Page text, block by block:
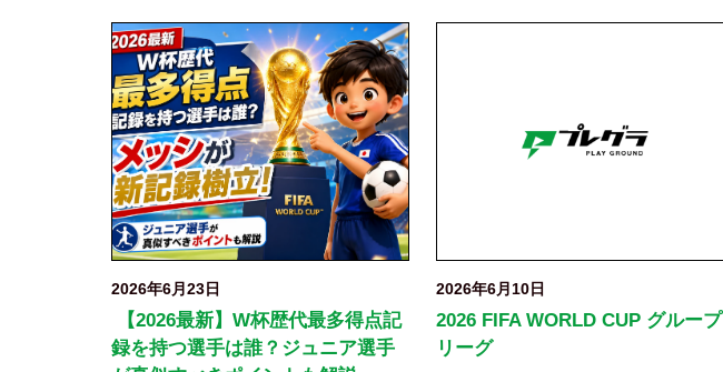
2026年6月23日
【2026最新】W杯歴代最多得点記
録を持つ選手は誰？ジュニア選手
2026年6月10日
2026 FIFA WORLD CUP グループ
リーグ